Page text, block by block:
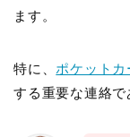
ます。
特に、 ポケットカ
する重要な連絡で